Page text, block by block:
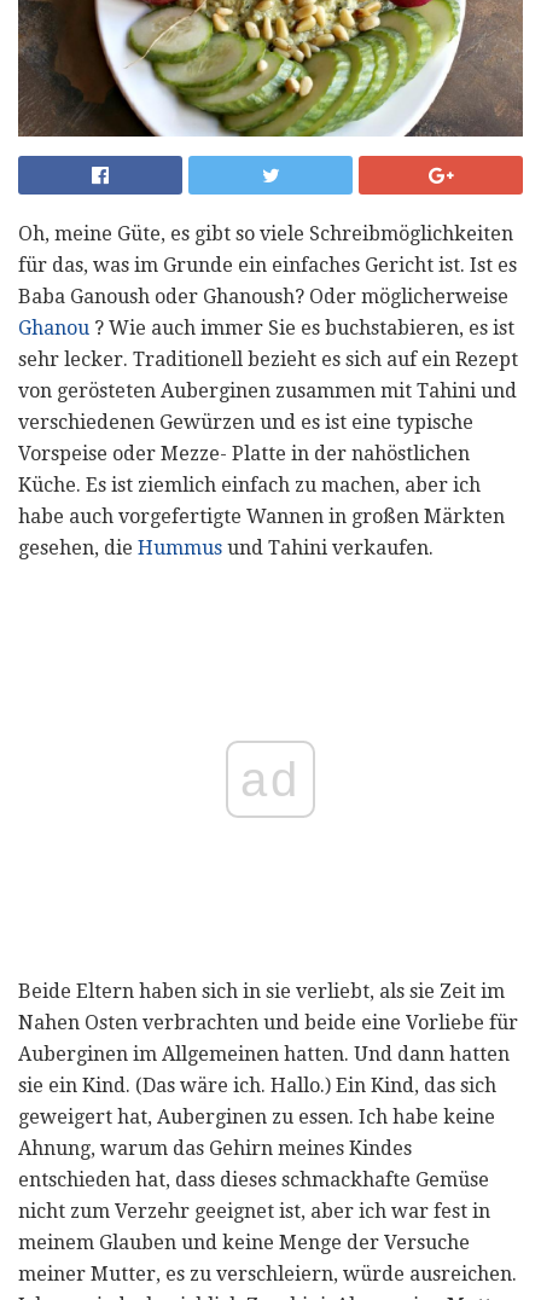
Oh, meine Güte, es gibt so viele Schreibmöglichkeiten
für das, was im Grunde ein einfaches Gericht ist. Ist es
Baba Ganoush oder Ghanoush? Oder möglicherweise
Ghanou ? Wie auch immer Sie es buchstabieren, es ist
sehr lecker. Traditionell bezieht es sich auf ein Rezept
von gerösteten Auberginen zusammen mit Tahini und
verschiedenen Gewürzen und es ist eine typische
Vorspeise oder Mezze- Platte in der nahöstlichen
Küche. Es ist ziemlich einfach zu machen, aber ich
habe auch vorgefertigte Wannen in großen Märkten
gesehen, die Hummus und Tahini verkaufen.
ad
Beide Eltern haben sich in sie verliebt, als sie Zeit im
Nahen Osten verbrachten und beide eine Vorliebe für
Auberginen im Allgemeinen hatten. Und dann hatten
sie ein Kind. (Das wäre ich. Hallo.) Ein Kind, das sich
geweigert hat, Auberginen zu essen. Ich habe keine
Ahnung, warum das Gehirn meines Kindes
entschieden hat, dass dieses schmackhafte Gemüse
nicht zum Verzehr geeignet ist, aber ich war fest in
meinem Glauben und keine Menge der Versuche
meiner Mutter, es zu verschleiern, würde ausreichen.